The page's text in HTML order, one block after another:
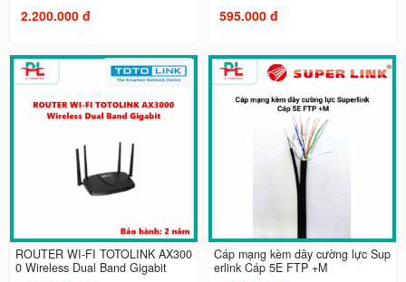
2.200.000 đ 595.000 đ
ROUTER WI-FI TOTOLINK AX300
0 Wireless Dual Band Gigabit
Cáp mạng kèm dây cường lực Sup
erlink Cáp 5E FTP +M